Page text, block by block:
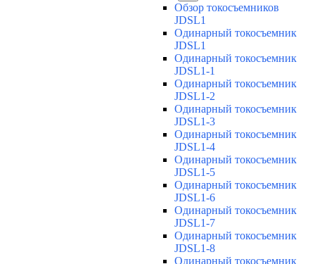
Обзор токосъемников
JDSL1
Одинарный токосъемник
JDSL1
Одинарный токосъемник
JDSL1-1
Одинарный токосъемник
JDSL1-2
Одинарный токосъемник
JDSL1-3
Одинарный токосъемник
JDSL1-4
Одинарный токосъемник
JDSL1-5
Одинарный токосъемник
JDSL1-6
Одинарный токосъемник
JDSL1-7
Одинарный токосъемник
JDSL1-8
Одинарный токосъемник